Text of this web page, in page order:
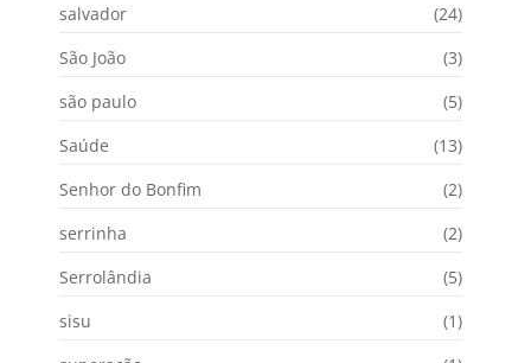
salvador
(24)
São João
(3)
são paulo
(5)
Saúde
(13)
Senhor do Bonfim
(2)
serrinha
(2)
Serrolândia
(5)
sisu
(1)